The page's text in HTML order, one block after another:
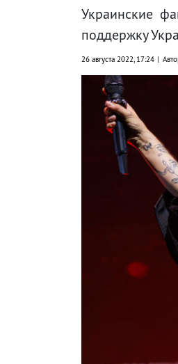
Украинские
поддержку
26 августа 2022, 17:24